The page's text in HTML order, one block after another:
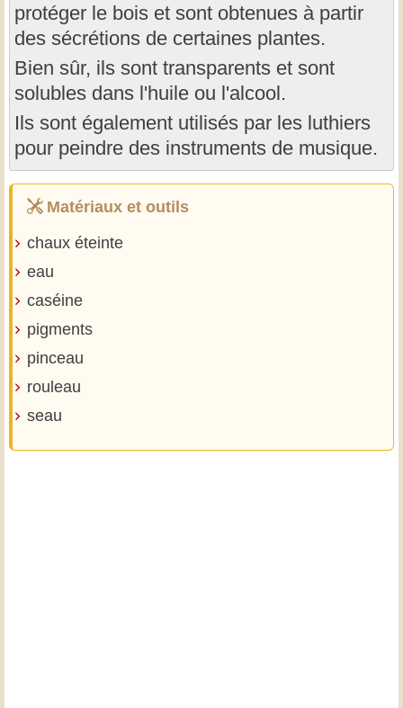
protéger le bois et sont obtenues à partir
des sécrétions de certaines plantes.
Bien sûr, ils sont transparents et sont
solubles dans l'huile ou l'alcool.
Ils sont également utilisés par les luthiers
pour peindre des instruments de musique.
Matériaux et outils
chaux éteinte
eau
caséine
pigments
pinceau
rouleau
seau